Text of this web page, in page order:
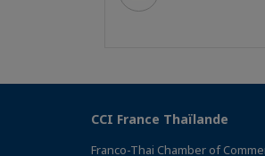
CCI France Thaïlande
Franco-Thai Chamber of